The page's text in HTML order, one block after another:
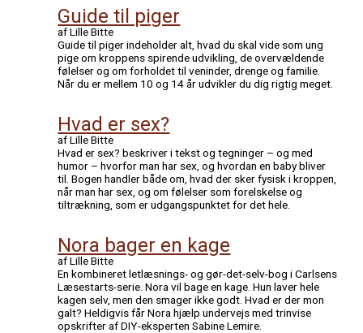
Guide til piger
af Lille Bitte
Guide til piger indeholder alt, hvad du skal vide som ung
pige om kroppens spirende udvikling, de overvældende
følelser og om forholdet til veninder, drenge og familie.
Når du er mellem 10 og 14 år udvikler du dig rigtig meget.
Hvad er sex?
af Lille Bitte
Hvad er sex? beskriver i tekst og tegninger – og med
humor – hvorfor man har sex, og hvordan en baby bliver
til. Bogen handler både om, hvad der sker fysisk i kroppen,
når man har sex, og om følelser som forelskelse og
tiltrækning, som er udgangspunktet for det hele.
Nora bager en kage
af Lille Bitte
En kombineret letlæsnings- og gør-det-selv-bog i Carlsens
Læsestarts-serie. Nora vil bage en kage. Hun laver hele
kagen selv, men den smager ikke godt. Hvad er der mon
galt? Heldigvis får Nora hjælp undervejs med trinvise
opskrifter af DIY-eksperten Sabine Lemire.